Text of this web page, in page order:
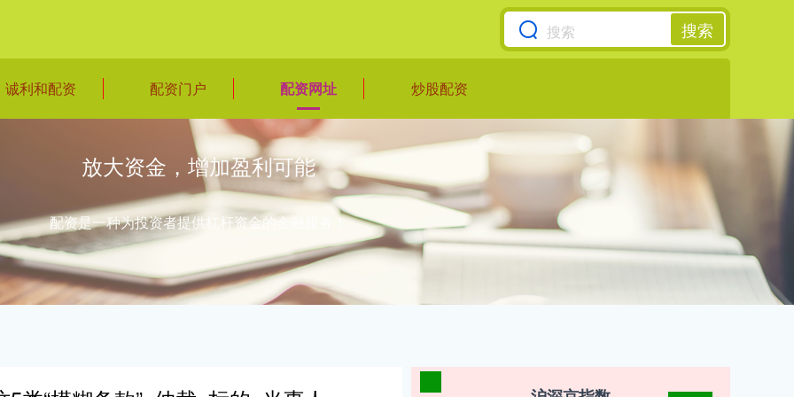
搜索
诚利和配资 配资门户 配资网址 炒股配资
放大资金，增加盈利可能
配资是一种为投资者提供杠杆资金的金融服务！